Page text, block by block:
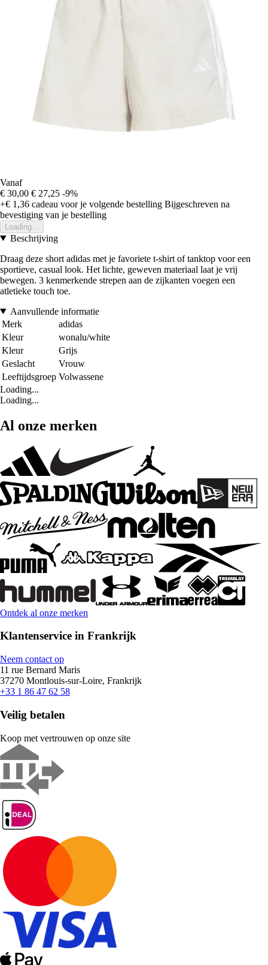
Vanaf
€ 30,00 € 27,25 -9%
+€ 1,36 cadeau voor je volgende bestelling Bijgeschreven na
bevestiging van je bestelling
Loading...
Beschrijving
Draag deze short adidas met je favoriete t-shirt of tanktop voor een
sportieve, casual look. Het lichte, geweven materiaal laat je vrij
bewegen. 3 kenmerkende strepen aan de zijkanten voegen een
atletieke touch toe.
Aanvullende informatie
Merk
adidas
Kleur
wonalu/white
Kleur
Grijs
Geslacht
Vrouw
Leeftijdsgroep Volwassene
Loading...
Loading...
Al onze merken
Ontdek al onze merken
Klantenservice in Frankrijk
Neem contact op
11 rue Bernard Maris
37270 Montlouis-sur-Loire, Frankrijk
+33 1 86 47 62 58
Veilig betalen
Koop met vertrouwen op onze site